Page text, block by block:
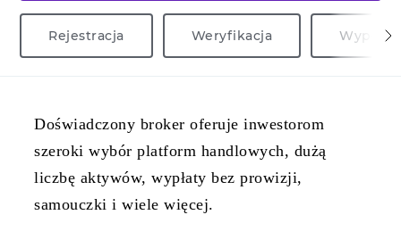
Rejestracja Weryfikacja
Doświadczony broker oferuje inwestorom
szeroki wybór platform handlowych, dużą
liczbę aktywów, wypłaty bez prowizji,
samouczki i wiele więcej.